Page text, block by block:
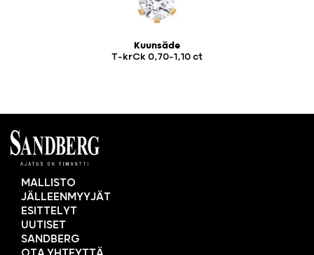
Kuunsäde
T-krCk 0,70-1,10 ct
MALLISTO
JÄLLEENMYYJÄT
ESITTELYT
UUTISET
SANDBERG